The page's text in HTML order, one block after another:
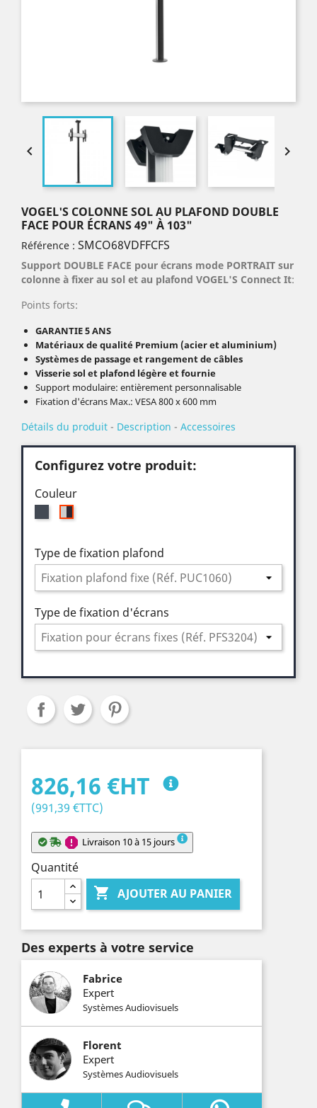
 
VOGEL'S COLONNE SOL AU PLAFOND DOUBLE
FACE POUR ÉCRANS 49" À 103"
Référence : SMCO68VDFFCFS
Support DOUBLE FACE pour écrans mode PORTRAIT sur
colonne à fixer au sol et au plafond VOGEL'S Connect It:
Points forts:
GARANTIE 5 ANS
Matériaux de qualité Premium (acier et aluminium)
Systèmes de passage et rangement de câbles
Visserie sol et plafond légère et fournie
Support modulaire: entièrement personnalisable
Fixation d'écrans Max.: VESA 800 x 600 mm
Détails du produit - Description - Accessoires
Configurez votre produit:
Couleur
Type de fixation plafond
Type de fixation d'écrans
826,16 €HT
(991,39 €TTC)
report Livraison 10 à 15 jours
Quantité
 AJOUTER AU PANIER
Des experts à votre service
Fabrice
Expert
Systèmes Audiovisuels
Florent
Expert
Systèmes Audiovisuels